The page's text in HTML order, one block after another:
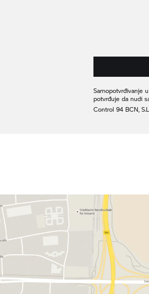
Samopotvrđivanje
potvrđuje da nudi
Control 94 BCN,